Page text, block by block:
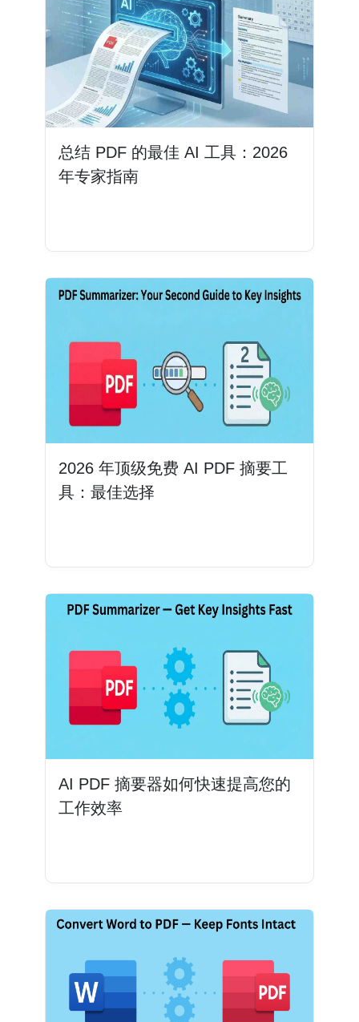
总结 PDF 的最佳 AI 工具：2026
年专家指南
2026 年顶级免费 AI PDF 摘要工
具：最佳选择
AI PDF 摘要器如何快速提高您的
工作效率